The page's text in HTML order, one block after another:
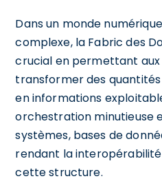
Dans un monde
complexe, la Fabric des
crucial en permettant
transformer des
en informations
orchestration minutieuse
systèmes, bases de
rendant la
cette structure.